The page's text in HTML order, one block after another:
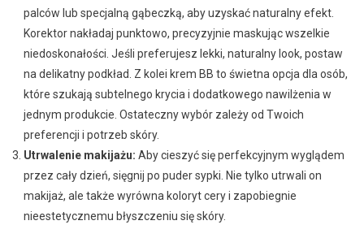
palców lub specjalną gąbeczką, aby uzyskać naturalny efekt.
Korektor nakładaj punktowo, precyzyjnie maskując wszelkie
niedoskonałości. Jeśli preferujesz lekki, naturalny look, postaw
na delikatny podkład. Z kolei krem BB to świetna opcja dla osób,
które szukają subtelnego krycia i dodatkowego nawilżenia w
jednym produkcie. Ostateczny wybór zależy od Twoich
preferencji i potrzeb skóry.
Utrwalenie makijażu: Aby cieszyć się perfekcyjnym wyglądem
przez cały dzień, sięgnij po puder sypki. Nie tylko utrwali on
makijaż, ale także wyrówna koloryt cery i zapobiegnie
nieestetycznemu błyszczeniu się skóry.